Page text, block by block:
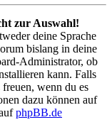
zur Auswahl!
deine Sprache
bislang in deine
Administrator, ob
kann. Falls
wenn du es
dazu können auf
phpBB.de